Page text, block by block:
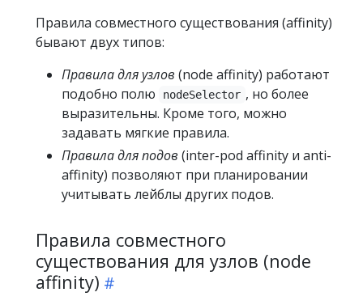
Правила совместного существования (affinity)
бывают двух типов:
Правила для узлов (node affinity) работают
подобно полю
nodeSelector , но более
выразительны. Кроме того, можно
задавать мягкие правила.
Правила для подов (inter-pod affinity и anti-
affinity) позволяют при планировании
учитывать лейблы других подов.
Правила совместного
существования для узлов (node
affinity)